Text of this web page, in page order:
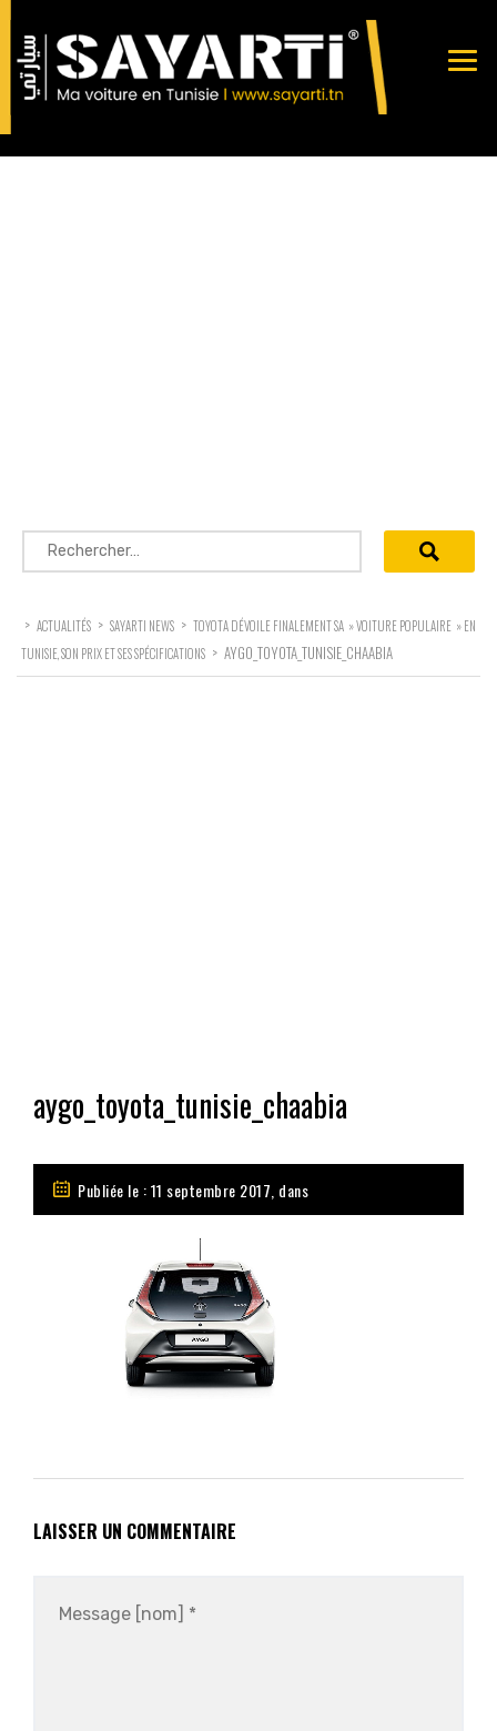
Rechercher :
> ACTUALITÉS > SAYARTI NEWS > TOYOTA DÉVOILE FINALEMENT SA » VOITURE POPULAIRE » EN
TUNISIE, SON PRIX ET SES SPÉCIFICATIONS > AYGO_TOYOTA_TUNISIE_CHAABIA
aygo_toyota_tunisie_chaabia
Publiée le : 11 septembre 2017, dans
LAISSER UN COMMENTAIRE